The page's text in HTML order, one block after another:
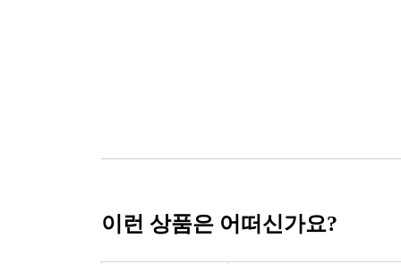
이런 상품은 어떠신가요?